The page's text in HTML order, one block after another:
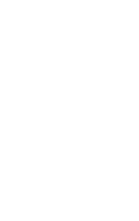
die Schaltflächen um die